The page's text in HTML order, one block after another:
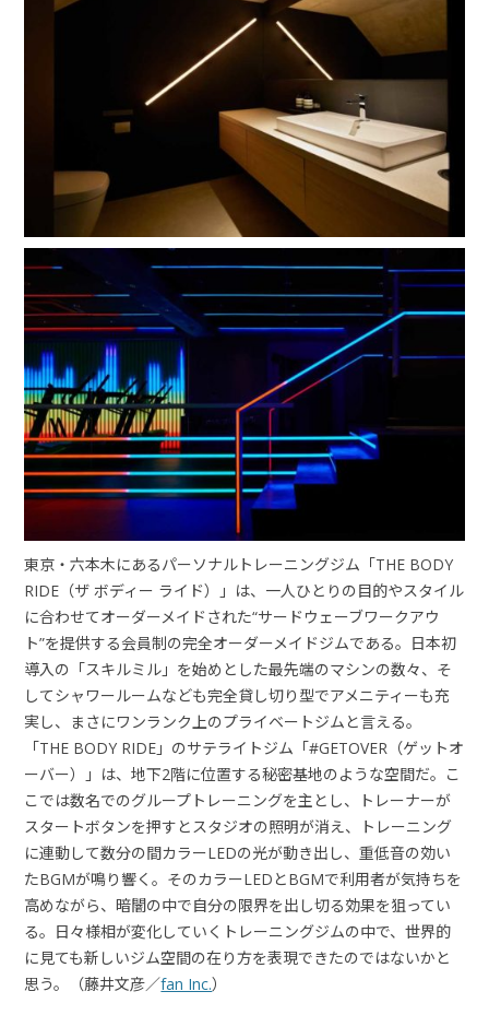
東京・六本木にあるパーソナルトレーニングジム「THE BODY
RIDE（ザ ボディー ライド）」は、一人ひとりの目的やスタイル
に合わせてオーダーメイドされた“サードウェーブワークアウ
ト”を提供する会員制の完全オーダーメイドジムである。日本初
導入の「スキルミル」を始めとした最先端のマシンの数々、そ
してシャワールームなども完全貸し切り型でアメニティーも充
実し、まさにワンランク上のプライベートジムと言える。
「THE BODY RIDE」のサテライトジム「#GETOVER（ゲットオ
ーバー）」は、地下2階に位置する秘密基地のような空間だ。こ
こでは数名でのグループトレーニングを主とし、トレーナーが
スタートボタンを押すとスタジオの照明が消え、トレーニング
に連動して数分の間カラーLEDの光が動き出し、重低音の効い
たBGMが鳴り響く。そのカラーLEDとBGMで利用者が気持ちを
高めながら、暗闇の中で自分の限界を出し切る効果を狙ってい
る。日々様相が変化していくトレーニングジムの中で、世界的
に見ても新しいジム空間の在り方を表現できたのではないかと
思う。（藤井文彦／fan Inc.）